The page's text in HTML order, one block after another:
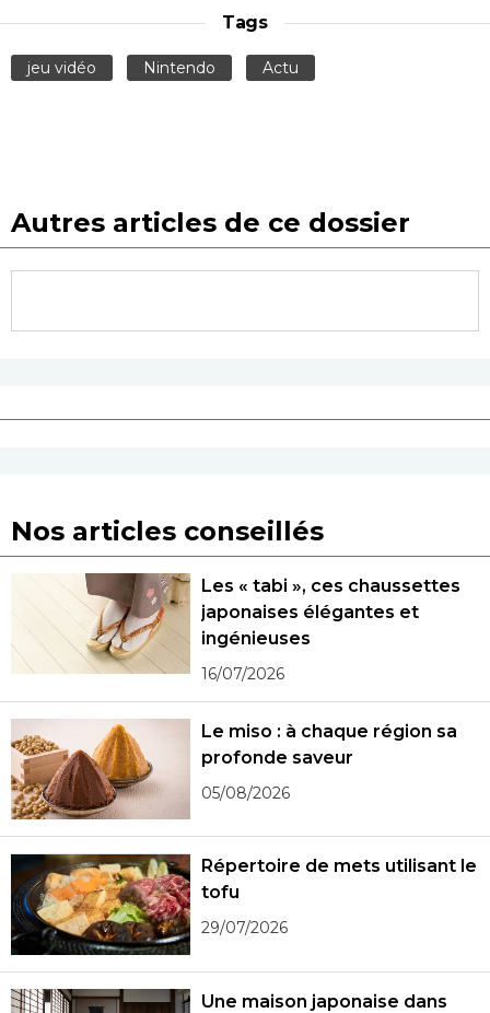
Tags
jeu vidéo Nintendo Actu
Autres articles de ce dossier
Nos articles conseillés
Les « tabi », ces chaussettes
japonaises élégantes et
ingénieuses
16/07/2026
Le miso : à chaque région sa
profonde saveur
05/08/2026
Répertoire de mets utilisant le
tofu
29/07/2026
Une maison japonaise dans